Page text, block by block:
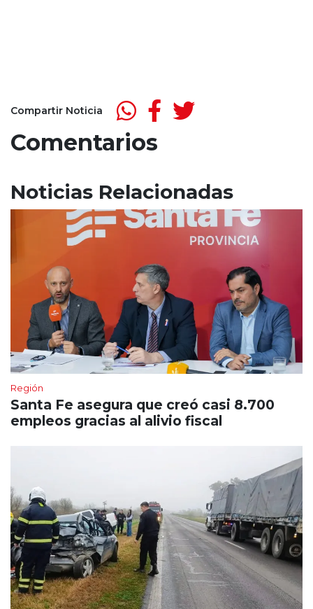
Compartir Noticia
Comentarios
Noticias Relacionadas
Región
Santa Fe asegura que creó casi 8.700
empleos gracias al alivio fiscal